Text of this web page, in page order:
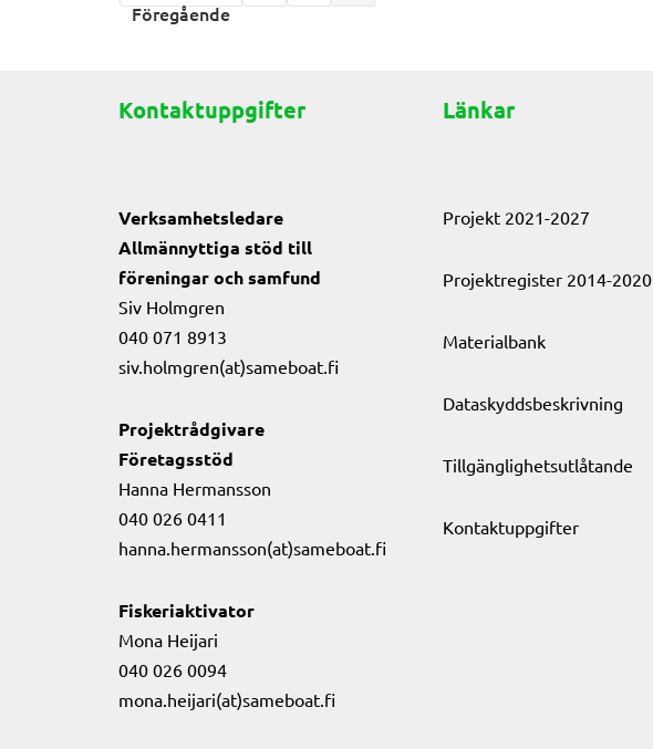
Föregående
Kontaktuppgifter
Verksamhetsledare
Allmännyttiga stöd till
föreningar och samfund
Siv Holmgren
040 071 8913
siv.holmgren(at)sameboat.fi
Projektrådgivare
Företagsstöd
Hanna Hermansson
040 026 0411
hanna.hermansson(at)sameboat.fi
Fiskeriaktivator
Mona Heijari
040 026 0094
mona.heijari(at)sameboat.fi
Länkar
Projekt 2021-2027
Projektregister 2014-2020
Materialbank
Dataskyddsbeskrivning
Tillgänglighetsutlåtande
Kontaktuppgifter